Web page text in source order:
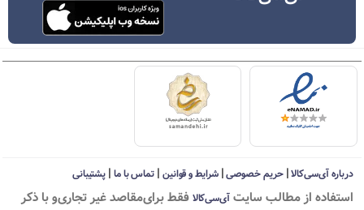
درباره آی‌سی‌کالا|حریم خصوصی|شرایط و قوانین | تماس با ما| پشتیبانی
استفاده از مطالب سايت آی‌سی‌کالا فقط برای‌مقاصد غیر تجاری‌و با ذکر